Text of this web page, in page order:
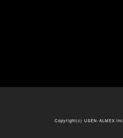
Copyright(c)USEN-ALMEX inc,